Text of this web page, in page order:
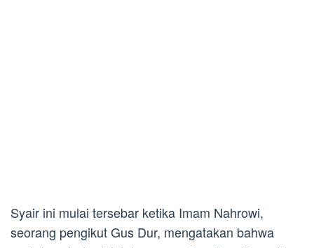
Syair ini mulai tersebar ketika Imam Nahrowi,
seorang pengikut Gus Dur, mengatakan bahwa